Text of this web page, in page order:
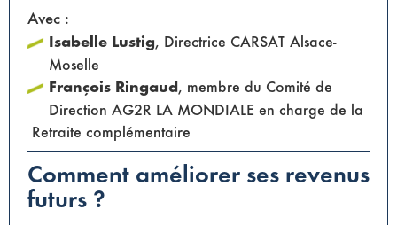
Avec :
Isabelle Lustig, Directrice CARSAT Alsace-
Moselle
François Ringaud, membre du Comité de
Direction AG2R LA MONDIALE en charge de la
Retraite complémentaire
Comment améliorer ses revenus
futurs ?